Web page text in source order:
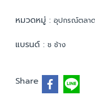
หมวดหมู่ : อุปกรณ์ตลา
แบรนด์ : ช ช้าง
Share